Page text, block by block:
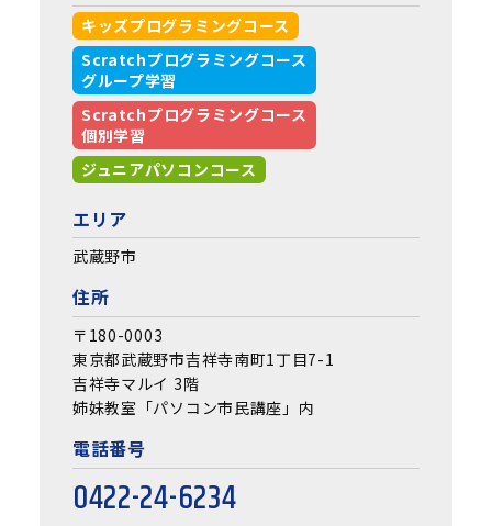
キッズプログラミングコース
Scratchプログラミングコース
グループ学習
Scratchプログラミングコース
個別学習
ジュニアパソコンコース
エリア
武蔵野市
住所
〒180-0003
東京都武蔵野市吉祥寺南町1丁目7-1
吉祥寺マルイ 3階
姉妹教室「パソコン市民講座」内
電話番号
0422-24-6234